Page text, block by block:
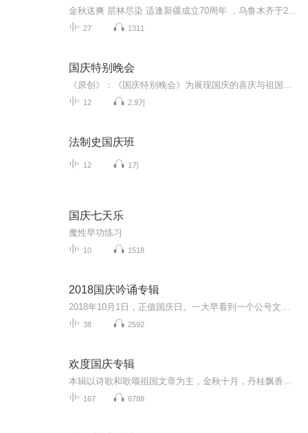
27 1311
国庆特别晚会
12 2.9万
法制史国庆班
12 1万
国庆七天乐
魔性早功练习
10 1518
2018国庆吟诵专辑
38 2592
欢度国庆专辑
167 6788